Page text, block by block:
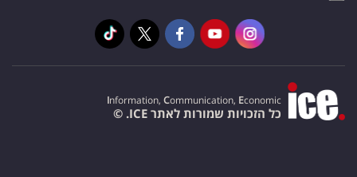
Information, Communication, Economic
כל הזכויות שמורות לאתר ICE. ©